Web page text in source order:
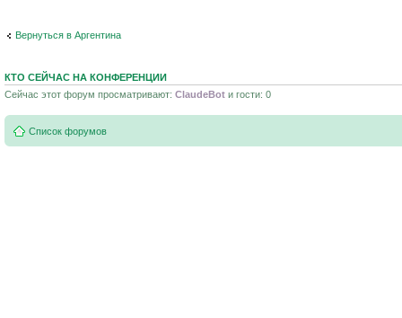
Вернуться в Аргентина
КТО СЕЙЧАС НА КОНФЕРЕНЦИИ
Сейчас этот форум просматривают: ClaudeBot и гости: 0
Список форумов